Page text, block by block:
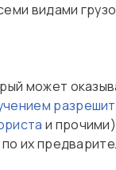
видами
может
и
по их